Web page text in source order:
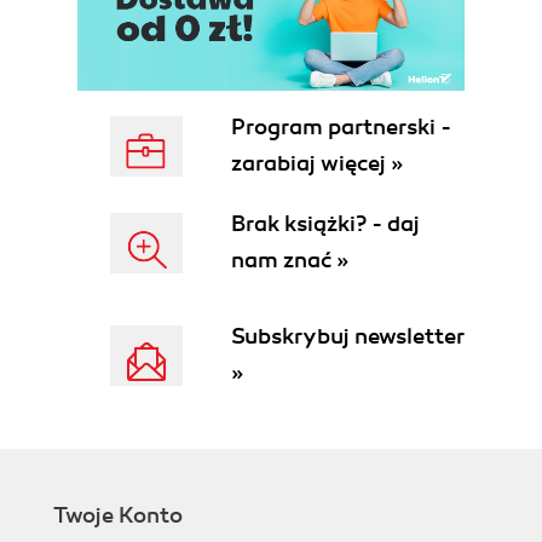
In-Memory Persistence and Memory
Immutability and the RDD Interface
Types of RDDs
Functions on RDDs: Transformations
Versus Actions
Spark Job Scheduling
Resource Allocation
The Anatomy of a Spark Job
Spark Connect
Program partnerski -
zarabiaj więcej »
Brak książki? - daj
nam znać »
Subskrybuj newsletter
»
Twoje Konto